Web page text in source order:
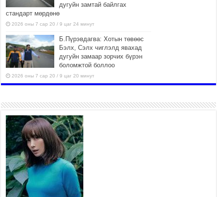
дугуйн замтай байлгах
стандарт мөрдөнө
2026 оны 7 сар 20 / 9 цаг 24 минут
Б.Пүрэвдагва: Хотын төвөөс
Бэлх, Сэлх чиглэлд явахад
дугуйн замаар зорчих бүрэн
боломжтой боллоо
2026 оны 7 сар 20 / 9 цаг 20 минут
шугам хоолойн ажил 80
хувьтай үргэлжилж байна
2026 оны 7 сар 20 / 9 цаг 14 минут
Усархаг аадар бороо орж
байгаа тул аюулгүй байдлаа
хангаж, үер усны аюулаас
сэрэмжлэхийг нийслэлийн
Онцгой байдлын газраас анхааруулж байна
2026 оны 7 сар 20 / 9 цаг 09 минут